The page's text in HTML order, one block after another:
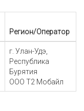
Регион/Оператор
г. Улан-Удэ,
Республика
Бурятия
ООО Т2 Мобайл